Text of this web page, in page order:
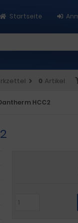
Startseite
0 Artikel
HCC2